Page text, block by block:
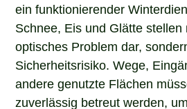
ein funktionierender
Schnee, Eis und Glätte stellen
optisches Problem dar,
Sicherheitsrisiko. Wege,
andere genutzte Flächen
zuverlässig betreut werden,